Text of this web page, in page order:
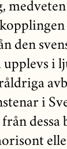
den
i
i
dessa